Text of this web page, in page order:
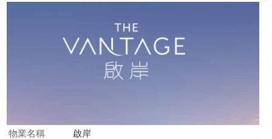
物業名稱
啟岸